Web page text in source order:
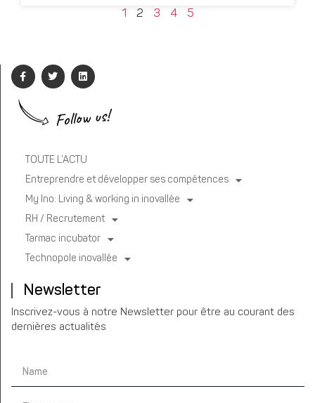
1 2 3 4 5
Follow us!
TOUTE L’ACTU
Entreprendre et développer ses compétences
My Ino: Living & working in inovallée
RH / Recrutement
Tarmac incubator
Technopole inovallée
Newsletter
Inscrivez-vous à notre Newsletter pour être au courant des
dernières actualités